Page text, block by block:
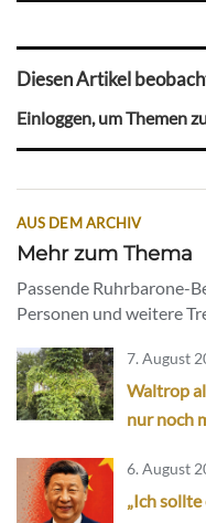
Diesen Artikel
Einloggen, um Themen
AUS DEM ARCHIV
Mehr zum Thema
Passende Ruhrbarone-
Personen und weitere
7. August
Waltrop
nur noch
6. August
„Ich